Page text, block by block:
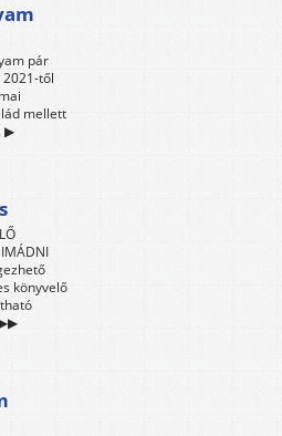
pár
től
mellett
▶
IMÁDNI
könyvelő